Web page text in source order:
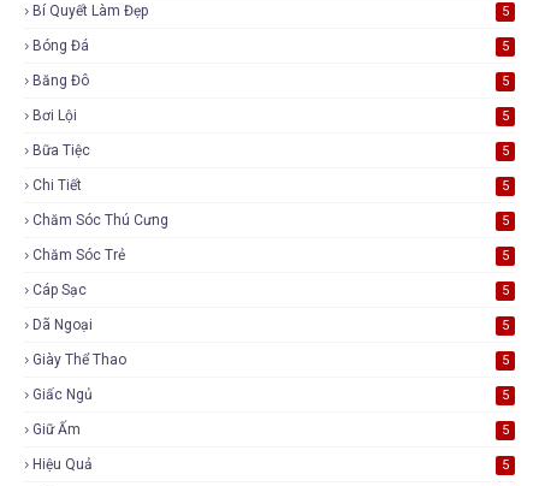
Bí Quyết Làm Đẹp 5
Bóng Đá 5
Băng Đô 5
Bơi Lội 5
Bữa Tiệc 5
Chi Tiết 5
Chăm Sóc Thú Cưng 5
Chăm Sóc Trẻ 5
Cáp Sạc 5
Dã Ngoại 5
Giày Thể Thao 5
Giấc Ngủ 5
Giữ Ấm 5
Hiệu Quả 5